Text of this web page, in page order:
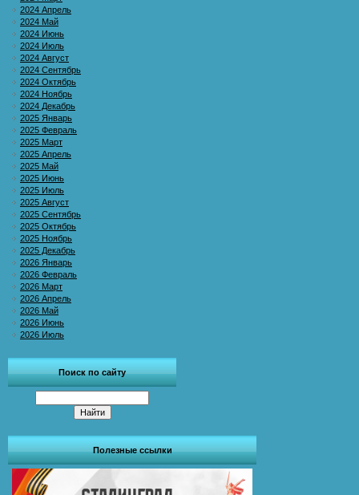
2024 Апрель
2024 Май
2024 Июнь
2024 Июль
2024 Август
2024 Сентябрь
2024 Октябрь
2024 Ноябрь
2024 Декабрь
2025 Январь
2025 Февраль
2025 Март
2025 Апрель
2025 Май
2025 Июнь
2025 Июль
2025 Август
2025 Сентябрь
2025 Октябрь
2025 Ноябрь
2025 Декабрь
2026 Январь
2026 Февраль
2026 Март
2026 Апрель
2026 Май
2026 Июнь
2026 Июль
Поиск по сайту
Полезные ссылки